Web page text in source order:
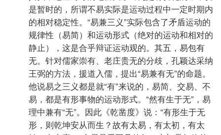
是暂时的，所谓不易实际是运动过程中一定时期内
的相对稳定性。“易兼三义”实际包含了矛盾运动的
规律性（易简）和运动形式（绝对的运动和相对的
静止），这是合乎辩证运动观的。其五，易包有
无。针对儒家崇有、老庄贵无的分歧，孔颖达采纳
王弼的方法，援道入儒，提出“易兼有无”的命题。
他说易之三义都是就“有”来说的，易简、交易、不
易，都是有形事物的运动形式。“然有生于无”，易
理中兼有“无”。因此《乾凿度》说：“有形生于无
形，则乾坤安从而生？故有太易，有太初，有太